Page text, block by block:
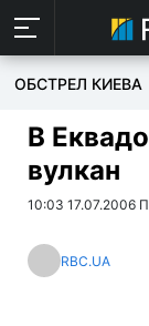
ОБСТРЕЛ КИЕВА
В
вулкан
10:03 17.07.2006
RBC.UA